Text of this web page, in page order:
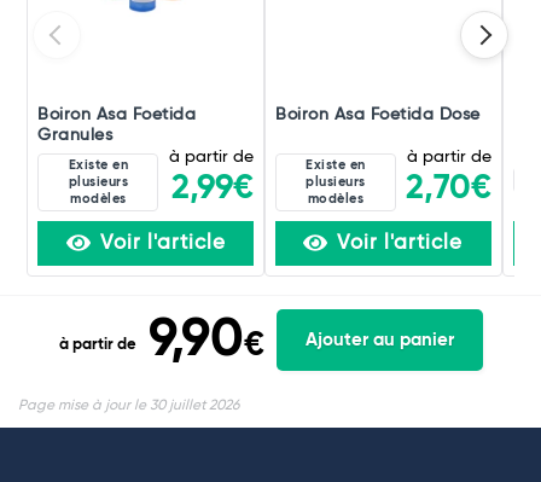
Boiron Asa Foetida
Granules
Existe en
plusieurs
modèles
à partir de
2,99€
Voir l'article
Boiron Asa Foetida Dose
Existe en
plusieurs
modèles
à partir de
2,70€
Voir l'article
à partir de 9,90€ Ajouter au panier
Page mise à jour le 30 juillet 2026